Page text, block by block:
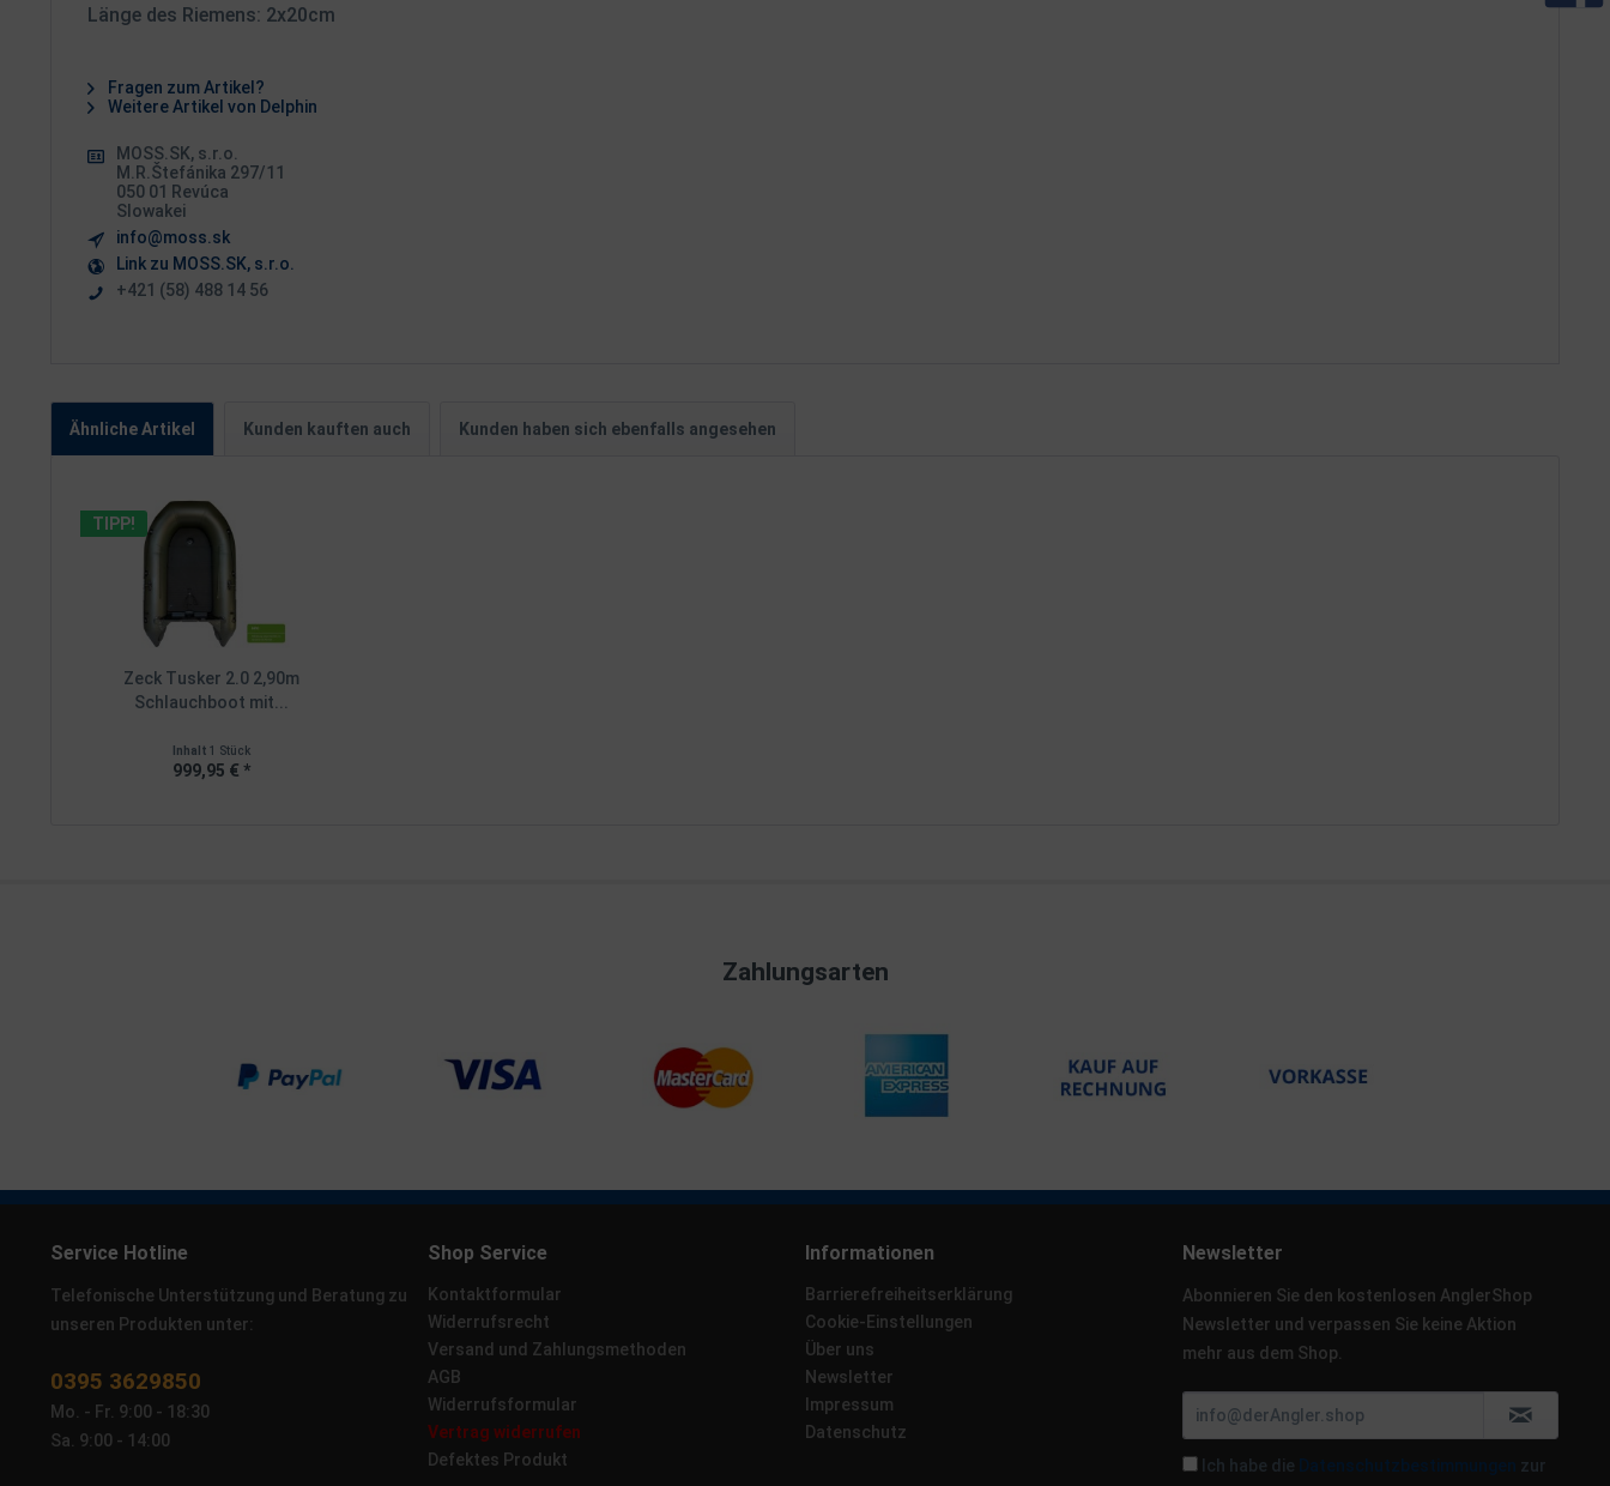
Länge des Riemens: 2x20cm
Fragen zum Artikel?
Weitere Artikel von Delphin
MOSS.SK, s.r.o.
M.R.Štefánika 297/11
050 01 Revúca
Slowakei
info@moss.sk
Link zu MOSS.SK, s.r.o.
+421 (58) 488 14 56
Ähnliche Artikel Kunden kauften auch Kunden haben sich ebenfalls angesehen
TIPP!
Zeck Tusker 2.0 2,90m
Schlauchboot mit...
Inhalt1 Stück
999,95 € *
Zahlungsarten
Service Hotline
Telefonische Unterstützung und Beratung zu
unseren Produkten unter:
0395 3629850
Mo. - Fr. 9:00 - 18:30
Sa. 9:00 - 14:00
Shop Service
Kontaktformular
Widerrufsrecht
Versand und Zahlungsmethoden
AGB
Widerrufsformular
Vertrag widerrufen
Defektes Produkt
Informationen
Barrierefreiheitserklärung
Cookie-Einstellungen
Über uns
Newsletter
Impressum
Datenschutz
Newsletter
Abonnieren Sie den kostenlosen AnglerShop
Newsletter und verpassen Sie keine Aktion
mehr aus dem Shop.
Ich habe die Datenschutzbestimmungen zur